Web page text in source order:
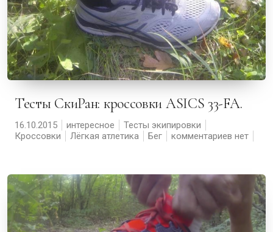
Тесты СкиРан: кроссовки ASICS 33-FA.
16.10.2015 интересное
Тесты экипировки
Кроссовки
Лёгкая атлетика Бег комментариев нет